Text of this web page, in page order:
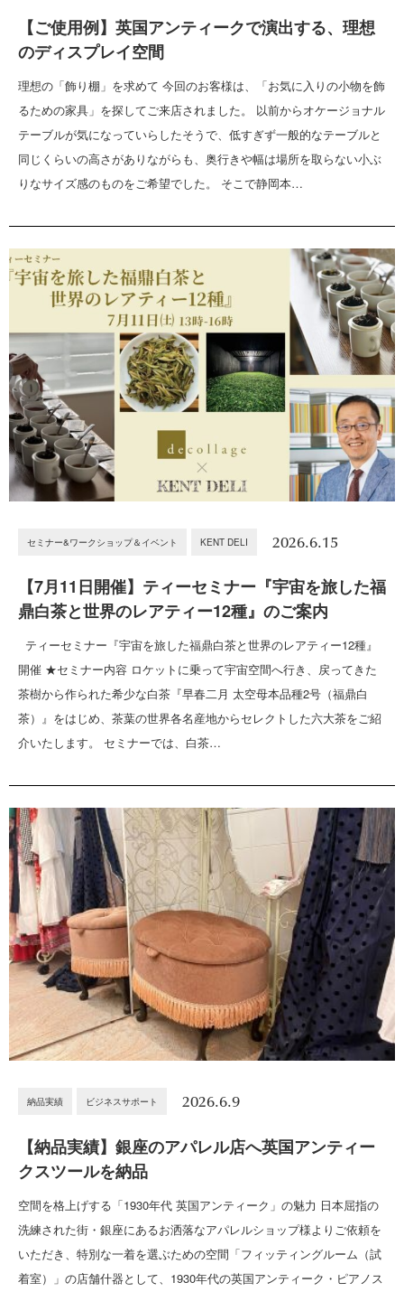
【ご使用例】英国アンティークで演出する、理想
のディスプレイ空間
理想の「飾り棚」を求めて 今回のお客様は、「お気に入りの小物を飾
るための家具」を探してご来店されました。 以前からオケージョナル
テーブルが気になっていらしたそうで、低すぎず一般的なテーブルと
同じくらいの高さがありながらも、奥行きや幅は場所を取らない小ぶ
りなサイズ感のものをご希望でした。 そこで静岡本…
セミナー&ワークショップ＆イベント KENT DELI 2026.6.15
【7月11日開催】ティーセミナー『宇宙を旅した福
鼎白茶と世界のレアティー12種』のご案内
ティーセミナー『宇宙を旅した福鼎白茶と世界のレアティー12種』
開催 ★セミナー内容 ロケットに乗って宇宙空間へ行き、戻ってきた
茶樹から作られた希少な白茶『早春二月 太空母本品種2号（福鼎白
茶）』をはじめ、茶葉の世界各名産地からセレクトした六大茶をご紹
介いたします。 セミナーでは、白茶…
納品実績 ビジネスサポート 2026.6.9
【納品実績】銀座のアパレル店へ英国アンティー
クスツールを納品
空間を格上げする「1930年代 英国アンティーク」の魅力 日本屈指の
洗練された街・銀座にあるお洒落なアパレルショップ様よりご依頼を
いただき、特別な一着を選ぶための空間「フィッティングルーム（試
着室）」の店舗什器として、1930年代の英国アンティーク・ピアノス